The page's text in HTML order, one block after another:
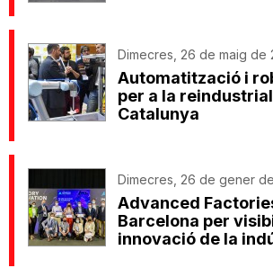
Dimecres, 26 de maig de
Automatització i
per a la
Catalunya
Dimecres, 26 de gener
Advanced
Barcelona per
innovació de la